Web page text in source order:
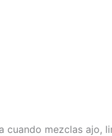
cuando mezclas ajo,